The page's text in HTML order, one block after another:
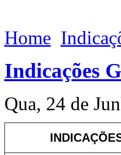
Home
Indicações
Qua, 24 de